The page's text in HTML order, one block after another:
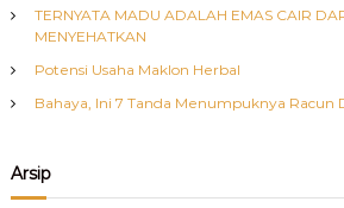
TERNYATA MADU ADALAH EMAS CAIR
MENYEHATKAN
Potensi Usaha Maklon Herbal
Bahaya, Ini 7 Tanda Menumpuknya Racun
Arsip